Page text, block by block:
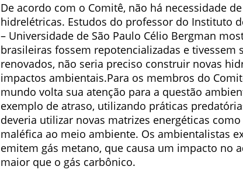
De acordo com o Comitê, não há necessidade
hidrelétricas. Estudos do professor do Instituto
– Universidade de São Paulo Célio Bergman
brasileiras fossem repotencializadas e tivessem
renovados, não seria preciso construir novas
impactos ambientais.Para os membros do
mundo volta sua atenção para a questão
exemplo de atraso, utilizando práticas
deveria utilizar novas matrizes energéticas
maléfica ao meio ambiente. Os ambientalistas
emitem gás metano, que causa um impacto no
maior que o gás carbônico.